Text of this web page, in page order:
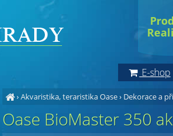
›Akvaristika, teraristika Oase› Dekorace a
Oase BioMaster 350
E-shop